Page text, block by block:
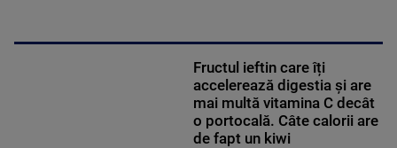
Fructul ieftin care îți
accelerează digestia și are
mai multă vitamina C decât
o portocală. Câte calorii are
de fapt un kiwi